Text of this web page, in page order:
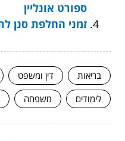
ספורט אונליין
זמני החלפת סנן
בריאות דין ומשפט
לימודים
משפחה